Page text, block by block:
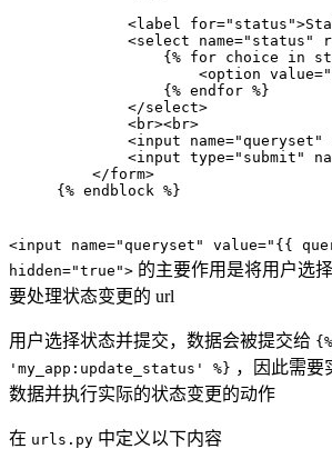
<label for="status">
<select name="status"
{% for choice in
<option value=
            {% endfor %}
</select>
<br><br>
<input name="queryset"
<input type="submit"
</form>
{% endblock %}
<input name="queryset" value="{{
hidden="true"> 的主要作用是将用户选
要处理状态变更的 url
用户选择状态并提交，数据会被提交给
'my_app:update_status' %} ，因此需要
数据并执行实际的状态变更的动作
在 urls.py 中定义以下内容